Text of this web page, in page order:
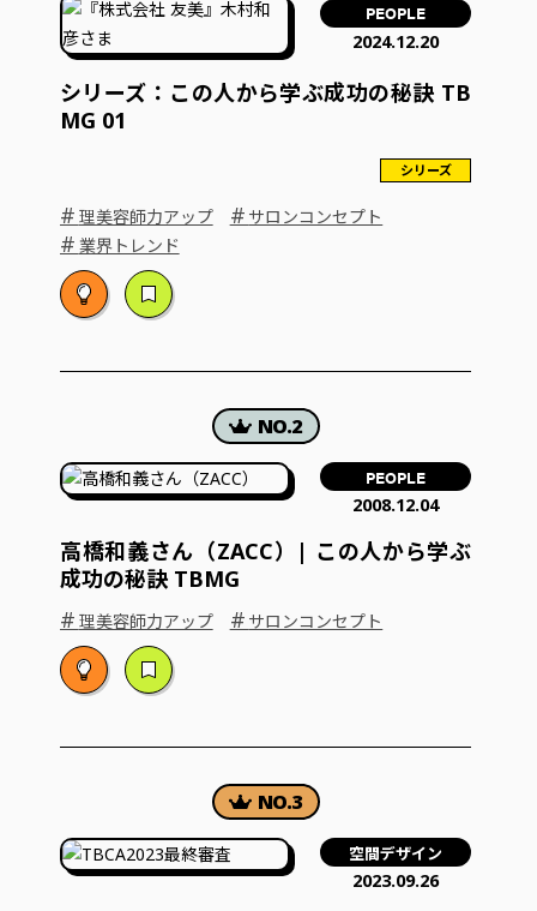
PEOPLE
2024.12.20
シリーズ：この人から学ぶ成功の秘訣 TB
MG 01
シリーズ
# 理美容師力アップ # サロンコンセプト
# 業界トレンド
PEOPLE
2008.12.04
高橋和義さん（ZACC）| この人から学ぶ
成功の秘訣 TBMG
# 理美容師力アップ # サロンコンセプト
空間デザイン
2023.09.26